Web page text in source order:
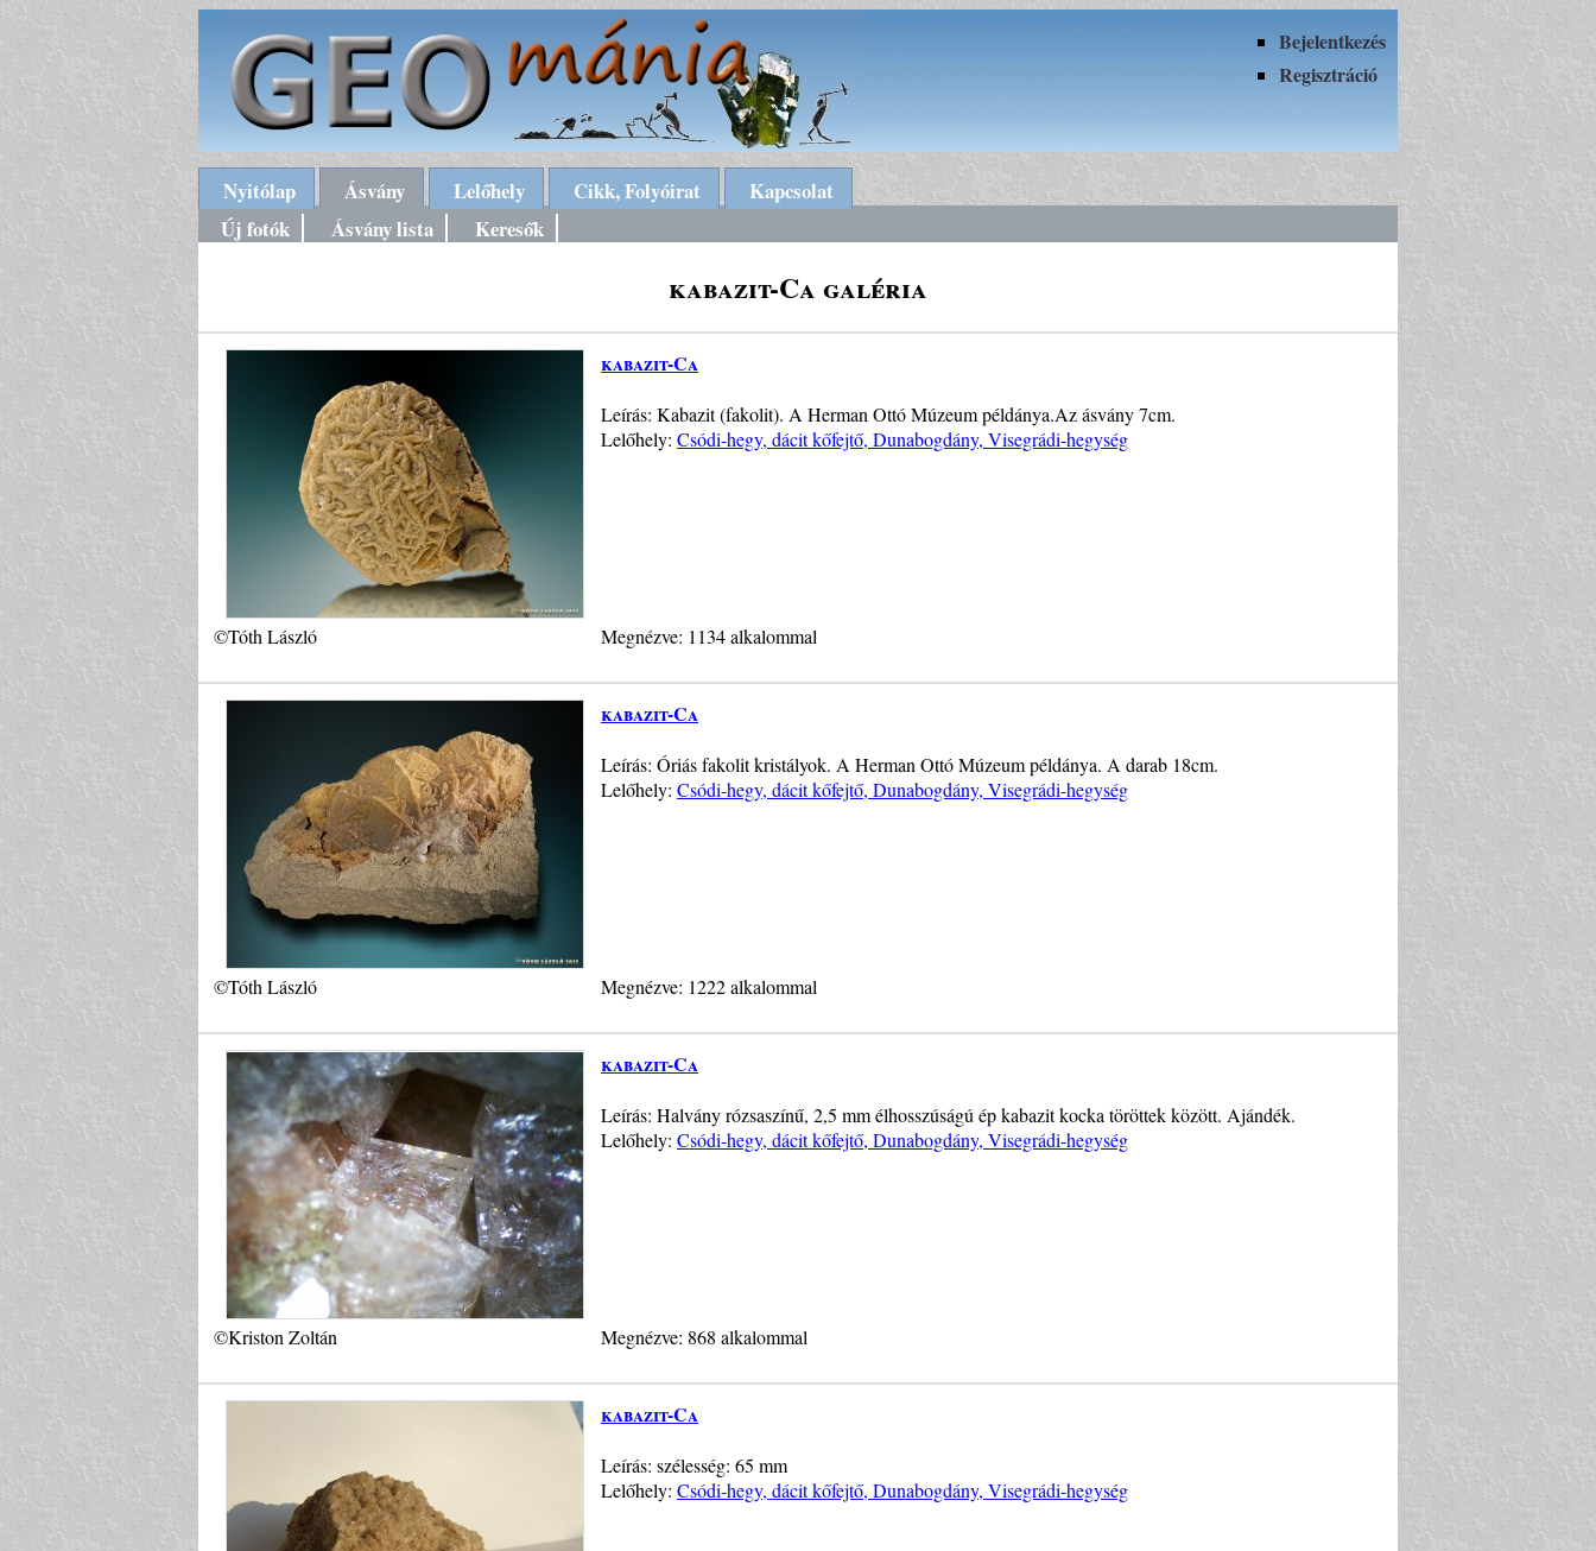
Bejelentkezés
Regisztráció
Nyitólap Ásvány Lelőhely Cikk, Folyóirat
Kapcsolat
Új fotók
Ásvány lista Keresők
kabazit-Ca galéria
kabazit-Ca
Leírás: Kabazit (fakolit). A Herman Ottó Múzeum példánya.Az ásvány 7cm.
Lelőhely: Csódi-hegy, dácit kőfejtő, Dunabogdány, Visegrádi-hegység
©Tóth László Megnézve: 1134 alkalommal
kabazit-Ca
Leírás: Óriás fakolit kristályok. A Herman Ottó Múzeum példánya. A darab 18cm.
Lelőhely: Csódi-hegy, dácit kőfejtő, Dunabogdány, Visegrádi-hegység
©Tóth László Megnézve: 1222 alkalommal
kabazit-Ca
Leírás: Halvány rózsaszínű, 2,5 mm élhosszúságú ép kabazit kocka töröttek között. Ajándék.
Lelőhely: Csódi-hegy, dácit kőfejtő, Dunabogdány, Visegrádi-hegység
©Kriston Zoltán Megnézve: 868 alkalommal
kabazit-Ca
Leírás: szélesség: 65 mm
Lelőhely: Csódi-hegy, dácit kőfejtő, Dunabogdány, Visegrádi-hegység